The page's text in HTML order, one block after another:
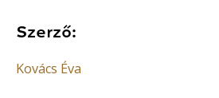
Szerző:
Kovács Éva